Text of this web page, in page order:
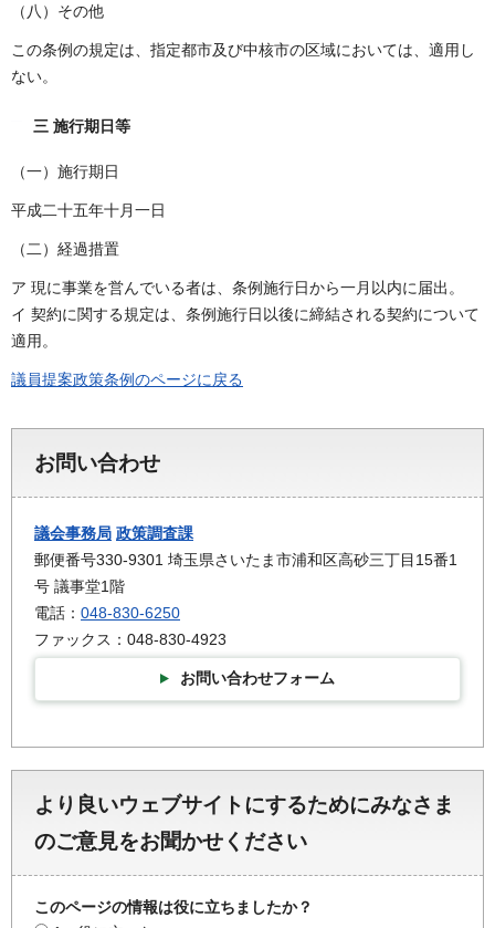
（八）その他
この条例の規定は、指定都市及び中核市の区域においては、適用し
ない。
三 施行期日等
（一）施行期日
平成二十五年十月一日
（二）経過措置
ア 現に事業を営んでいる者は、条例施行日から一月以内に届出。
イ 契約に関する規定は、条例施行日以後に締結される契約について
適用。
議員提案政策条例のページに戻る
お問い合わせ
議会事務局 政策調査課
郵便番号330-9301 埼玉県さいたま市浦和区高砂三丁目15番1
号 議事堂1階
電話： 048-830-6250
ファックス：048-830-4923
お問い合わせフォーム
より良いウェブサイトにするためにみなさま
のご意見をお聞かせください
このページの情報は役に立ちましたか？